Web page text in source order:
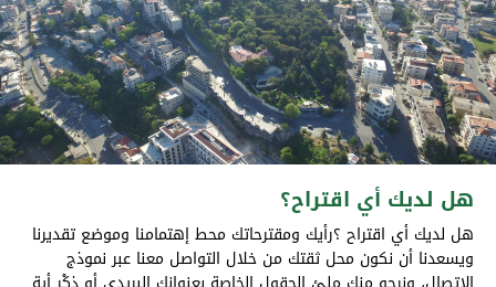
هل لديك أي اقتراح؟
هل لديك أي اقتراح ؟رأيك ومقترحاتك محط إهتمامنا وموضع تقديرنا
ويسعدنا أن نكون محل ثقتك من خلال التواصل معنا عبر نموذج